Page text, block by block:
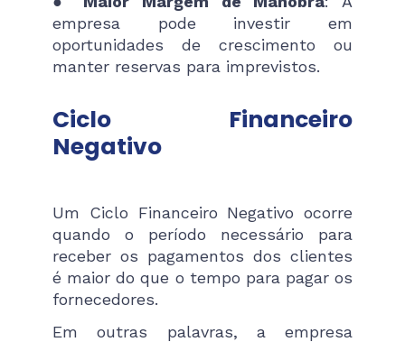
empresa pode investir em
oportunidades de crescimento ou
manter reservas para imprevistos.
Ciclo Financeiro
Negativo
Um Ciclo Financeiro Negativo ocorre
quando o período necessário para
receber os pagamentos dos clientes
é maior do que o tempo para pagar os
fornecedores.
Em outras palavras, a empresa